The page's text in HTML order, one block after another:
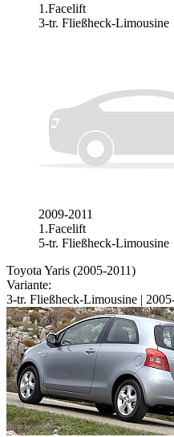
1.Facelift
3-tr. Fließheck-Limousine
2009-2011
1.Facelift
5-tr. Fließheck-Limousine
Toyota Yaris (2005-2011)
Variante:
3-tr. Fließheck-Limousine |